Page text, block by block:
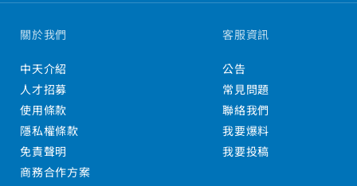
關於我們
中天介紹
人才招募
使用條款
隱私權條款
免責聲明
商務合作方案
客服資訊
公告
常見問題
聯絡我們
我要爆料
我要投稿